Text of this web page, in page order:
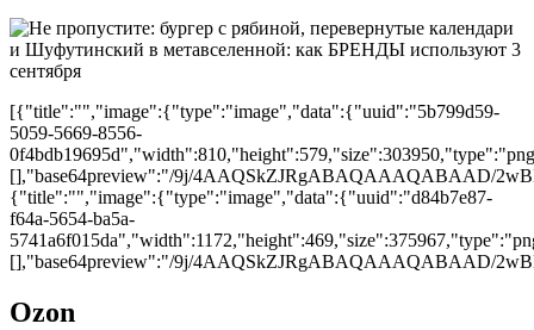
[{"title":"","image":{"type":"image","data":{"uuid":"5b799d59-
5059-5669-8556-
[],"base64preview":"/9j/4AAQSkZJRgABAQAAAQABAAD/
{"title":"","image":{"type":"image","data":{"uuid":"d84b7e87-
f64a-5654-ba5a-
[],"base64preview":"/9j/4AAQSkZJRgABAQAAAQABAAD/
Ozon